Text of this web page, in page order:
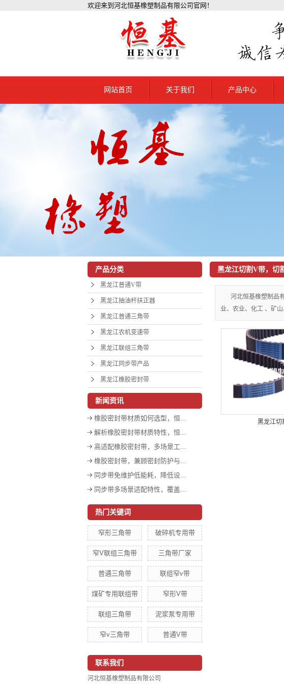
欢迎来到河北恒基橡塑制品有限公司官网！
网站首页 关于我们
公司简介
联系我们
产品中心
黑龙江普通V带
黑龙江抽油杆扶正器
黑龙江农机变速带
产品分类
黑龙江普通V带
黑龙江抽油杆扶正器
黑龙江普通三角带
黑龙江农机变速带
黑龙江联组三角带
黑龙江同步带产品
黑龙江橡胶密封带
新闻资讯
橡胶密封带材质如何选型，恒...
解析橡胶密封带材质特性，恒...
高适配橡胶密封带，多场景工...
橡胶密封带，兼顾密封防护与...
同步带免维护低能耗，降低设...
同步带多场景适配特性，覆盖...
热门关键词
窄形三角带 破碎机专用带
窄V联组三角带 三角带厂家
普通三角带 联组窄v带
煤矿专用联组带 窄形V带
联组三角带 泥浆泵专用带
窄v三角带 普通V带
联系我们
河北恒基橡塑制品有限公司
黑龙江切割V带，切
河北恒基橡塑制品
业、农业、化工 、矿山
黑龙江切